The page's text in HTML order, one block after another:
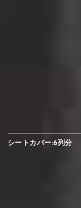
シートカバー:6列分